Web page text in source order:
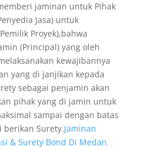
jaminan untuk Pihak
Jasa) untuk
Proyek),bahwa
(Principal) yang oleh
kewajibannya
yang di janjikan kepada
sebagai penjamin akan
pihak yang di jamin untuk
sampai dengan batas
Surety.Jaminan
& Surety Bond Di Medan